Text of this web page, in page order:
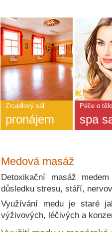
Medová masáž
Detoxikační masáž
důsledku stresu, stáří,
Využívání medu je staré
výživových, léčivých a
Hlavní
nabídka
-
ABECEDA
POZNÁNÍ
Zrcadlový sál
pronájem
Péče o tělo
spa